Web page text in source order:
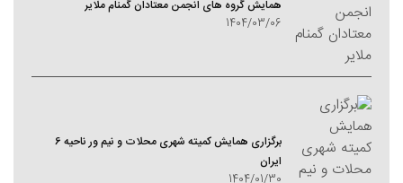
همایش گروه های انجمن معتادان گمنام ملایر
1404/03/06
برگزاری همایش کمیته شهری محلات و نیم ور ناحیه 6
ایران
1404/01/30